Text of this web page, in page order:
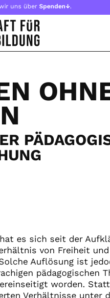
uns über Spenden↓.
es sich seit der
von Freiheit
Auflösung ist
pädagogischen
worden.
Verhältnisse unter